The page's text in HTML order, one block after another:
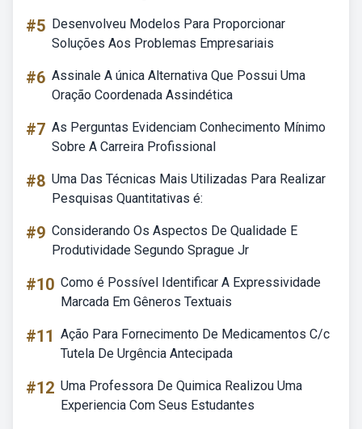
#5 Desenvolveu Modelos Para Proporcionar
Soluções Aos Problemas Empresariais
#6 Assinale A única Alternativa Que Possui Uma
Oração Coordenada Assindética
#7 As Perguntas Evidenciam Conhecimento Mínimo
Sobre A Carreira Profissional
#8 Uma Das Técnicas Mais Utilizadas Para Realizar
Pesquisas Quantitativas é:
#9 Considerando Os Aspectos De Qualidade E
Produtividade Segundo Sprague Jr
#10 Como é Possível Identificar A Expressividade
Marcada Em Gêneros Textuais
#11 Ação Para Fornecimento De Medicamentos C/c
Tutela De Urgência Antecipada
#12 Uma Professora De Quimica Realizou Uma
Experiencia Com Seus Estudantes